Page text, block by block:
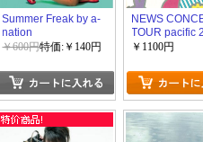
Summer Freak by a-
nation
￥600円特価:￥140円
NEWS
TOUR pacific
2008
￥1100円